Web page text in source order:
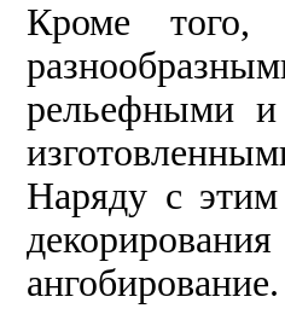
Кроме того,
рельефными
Наряду с